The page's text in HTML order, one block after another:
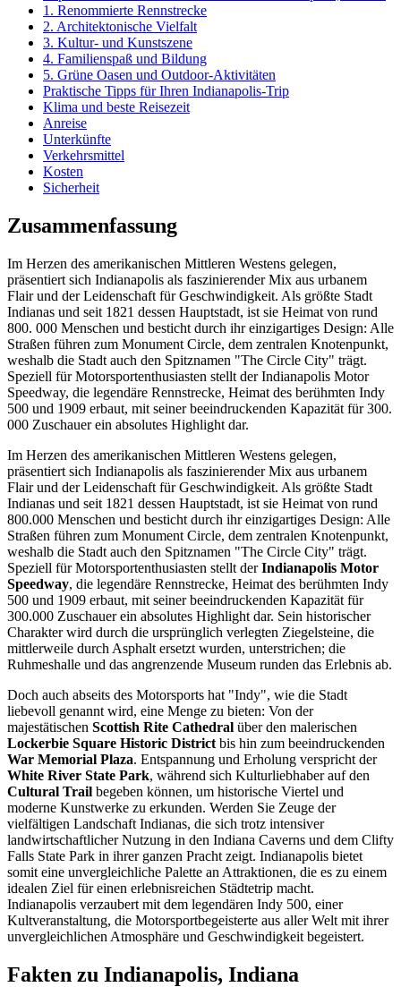
1. Renommierte Rennstrecke
2. Architektonische Vielfalt
3. Kultur- und Kunstszene
4. Familienspaß und Bildung
5. Grüne Oasen und Outdoor-Aktivitäten
Praktische Tipps für Ihren Indianapolis-Trip
Klima und beste Reisezeit
Anreise
Unterkünfte
Verkehrsmittel
Kosten
Sicherheit
Zusammenfassung
Im Herzen des amerikanischen Mittleren Westens gelegen,
präsentiert sich Indianapolis als faszinierender Mix aus urbanem
Flair und der Leidenschaft für Geschwindigkeit. Als größte Stadt
Indianas und seit 1821 dessen Hauptstadt, ist sie Heimat von rund
800. 000 Menschen und besticht durch ihr einzigartiges Design: Alle
Straßen führen zum Monument Circle, dem zentralen Knotenpunkt,
weshalb die Stadt auch den Spitznamen "The Circle City" trägt.
Speziell für Motorsportenthusiasten stellt der Indianapolis Motor
Speedway, die legendäre Rennstrecke, Heimat des berühmten Indy
500 und 1909 erbaut, mit seiner beeindruckenden Kapazität für 300.
000 Zuschauer ein absolutes Highlight dar.
Im Herzen des amerikanischen Mittleren Westens gelegen,
präsentiert sich Indianapolis als faszinierender Mix aus urbanem
Flair und der Leidenschaft für Geschwindigkeit. Als größte Stadt
Indianas und seit 1821 dessen Hauptstadt, ist sie Heimat von rund
800.000 Menschen und besticht durch ihr einzigartiges Design: Alle
Straßen führen zum Monument Circle, dem zentralen Knotenpunkt,
weshalb die Stadt auch den Spitznamen "The Circle City" trägt.
Speziell für Motorsportenthusiasten stellt derIndianapolis Motor
Speedway, die legendäre Rennstrecke, Heimat des berühmten Indy
500 und 1909 erbaut, mit seiner beeindruckenden Kapazität für
300.000 Zuschauer ein absolutes Highlight dar. Sein historischer
Charakter wird durch die ursprünglich verlegten Ziegelsteine, die
mittlerweile durch Asphalt ersetzt wurden, unterstrichen; die
Ruhmeshalle und das angrenzende Museum runden das Erlebnis ab.
Doch auch abseits des Motorsports hat "Indy", wie die Stadt
liebevoll genannt wird, eine Menge zu bieten: Von der
majestätischen Scottish Rite Cathedral über den malerischen
Lockerbie Square Historic District bis hin zum beeindruckenden
War Memorial Plaza. Entspannung und Erholung verspricht der
White River State Park, während sich Kulturliebhaber auf den
Cultural Trail begeben können, um historische Viertel und
moderne Kunstwerke zu erkunden. Werden Sie Zeuge der
vielfältigen Landschaft Indianas, die sich trotz intensiver
landwirtschaftlicher Nutzung in den Indiana Caverns und dem Clifty
Falls State Park in ihrer ganzen Pracht zeigt. Indianapolis bietet
somit eine unvergleichliche Palette an Attraktionen, die es zu einem
idealen Ziel für einen erlebnisreichen Städtetrip macht.
Indianapolis verzaubert mit dem legendären Indy 500, einer
Kultveranstaltung, die Motorsportbegeisterte aus aller Welt mit ihrer
unvergleichlichen Atmosphäre und Geschwindigkeit begeistert.
Fakten zu Indianapolis, Indiana